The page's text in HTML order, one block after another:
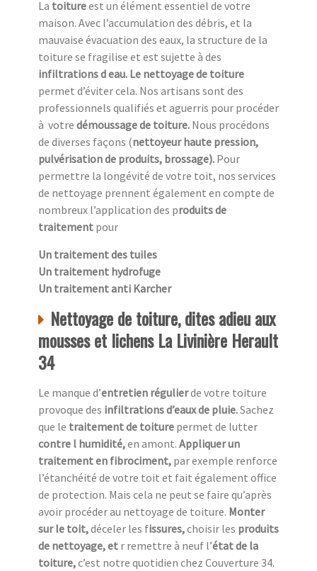
La toitureest un élément essentiel de votre
maison. Avec l’accumulation des débris, et la
mauvaise évacuation des eaux, la structure de la
toiture se fragilise et est sujette à des
infiltrations d eau. Le nettoyage de toiture
permet d’éviter cela. Nos artisans sont des
professionnels qualifiés et aguerris pour procéder
à votre démoussage de toiture. Nous procédons
de diverses façons (nettoyeur haute pression,
pulvérisation de produits, brossage). Pour
permettre la longévité de votre toit, nos services
de nettoyage prennent également en compte de
nombreux l’application des produits de
traitement pour
Un traitement des tuiles
Un traitement hydrofuge
Un traitement anti Karcher
Nettoyage de toiture, dites adieu aux
mousses et lichens La Livinière Herault
34
Le manque d’entretien régulierde votre toiture
provoque des infiltrations d’eaux de pluie.Sachez
que le traitement de toiture permet de lutter
contre l humidité,en amont. Appliquer un
traitement en fibrociment, par exemple renforce
l’étanchéité de votre toit et fait également office
de protection. Mais cela ne peut se faire qu’après
avoir procéder au nettoyage de toiture. Monter
sur le toit,déceler les fissures,choisir les produits
de nettoyage, et r remettre à neuf l’état de la
toiture,c’est notre quotidien chez Couverture 34.